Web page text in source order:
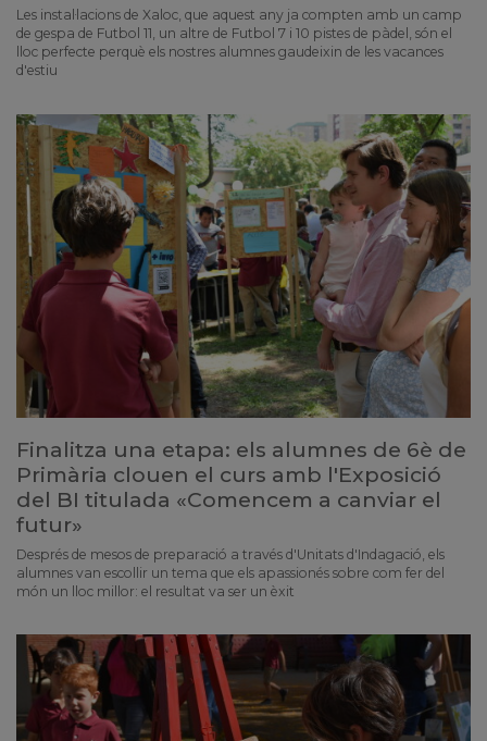
Les instal·lacions de Xaloc, que aquest any ja compten amb un camp
de gespa de Futbol 11, un altre de Futbol 7 i 10 pistes de pàdel, són el
lloc perfecte perquè els nostres alumnes gaudeixin de les vacances
d'estiu
Finalitza una etapa: els alumnes de 6è de
Primària clouen el curs amb l'Exposició
del BI titulada «Comencem a canviar el
futur»
Després de mesos de preparació a través d'Unitats d'Indagació, els
alumnes van escollir un tema que els apassionés sobre com fer del
món un lloc millor: el resultat va ser un èxit